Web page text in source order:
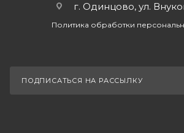
г. Одинцово, ул.
Политика обработки
ПОДПИСАТЬСЯ НА РАССЫЛКУ